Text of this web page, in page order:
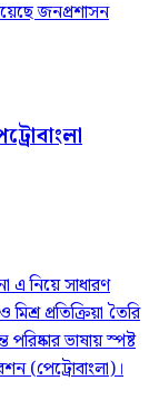
জনপ্রশাসন
এ নিয়ে সাধারণ
প্রতিক্রিয়া তৈরি
ভাষায় স্পষ্ট
(পেট্রোবাংলা)।